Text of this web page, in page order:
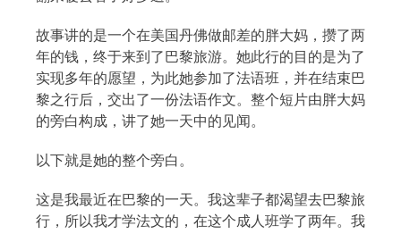
故事讲的是一个在美国丹佛做邮差的胖大妈，攒了两
年的钱，终于来到了巴黎旅游。她此行的目的是为了
实现多年的愿望，为此她参加了法语班，并在结束巴
黎之行后，交出了一份法语作文。整个短片由胖大妈
的旁白构成，讲了她一天中的见闻。
以下就是她的整个旁白。
这是我最近在巴黎的一天。我这辈子都渴望去巴黎旅
行，所以我才学法文的，在这个成人班学了两年。我